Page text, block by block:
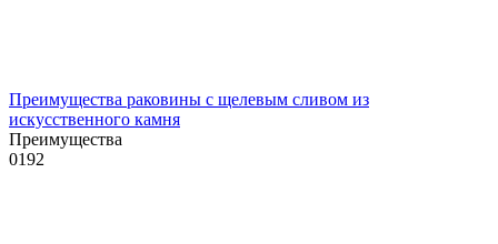
Преимущества раковины с щелевым сливом из
искусственного камня
Преимущества
0192